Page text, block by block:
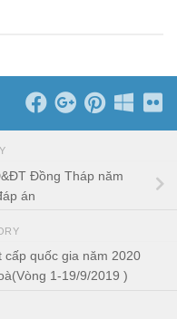
Đồng Tháp năm
án
quốc gia năm 2020
1-19/9/2019 )